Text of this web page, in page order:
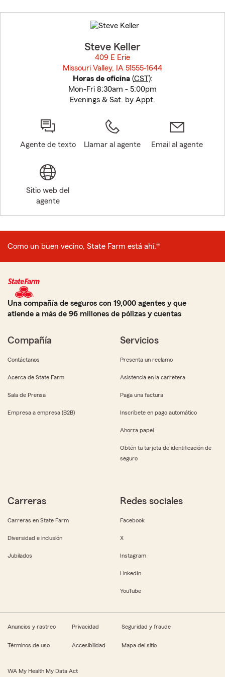
to
before
Steve Keller
409 E Erie
Missouri Valley, IA 51555-1644
Horas de oficina(CST):
Mon-Fri 8:30am - 5:00pm
Evenings & Sat. by Appt.
Agente de texto Llamar al agente Email al agente
Sitio web del
agente
Como un buen vecino, State Farm está ahí.®
Una compañía de seguros con 19,000 agentes y que
atiende a más de 96 millones de pólizas y cuentas
Compañía
Contáctanos
Acerca de State Farm
Sala de Prensa
Empresa a empresa (B2B)
Servicios
Presenta un reclamo
Asistencia en la carretera
Paga una factura
Inscríbete en pago automático
Ahorra papel
Obtén tu tarjeta de identificación de
seguro
Carreras
Carreras en State Farm
Diversidad e inclusión
Jubilados
Redes sociales
Facebook
X
Instagram
LinkedIn
YouTube
Anuncios y rastreo Privacidad Seguridad y fraude
Términos de uso Accesibilidad Mapa del sitio
WA My Health My Data Act